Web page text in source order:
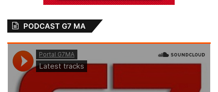
PODCAST G7 MA